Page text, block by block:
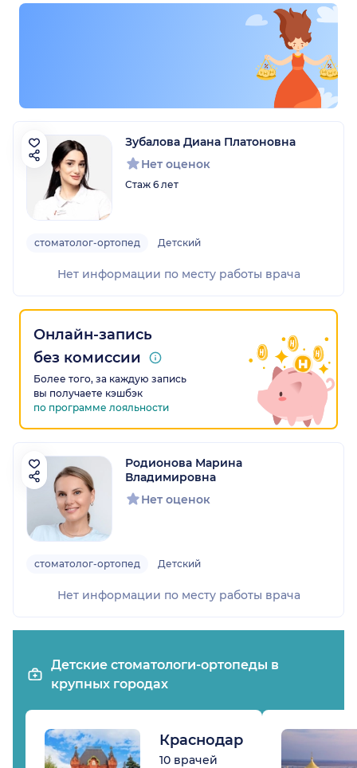
Зубалова Диана Платоновна
Нет оценок
Стаж 6 лет
стоматолог-ортопед Детский
Нет информации по месту работы врача
Онлайн-запись
без комиссии
Более того, за каждую запись
вы получаете кэшбэк
по программе лояльности
Родионова Марина
Владимировна
Нет оценок
стоматолог-ортопед Детский
Нет информации по месту работы врача
Детские стоматологи-ортопеды в
крупных городах
Краснодар
10 врачей